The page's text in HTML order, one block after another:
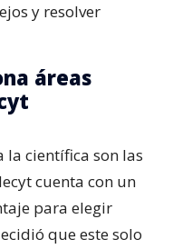
y resolver
áreas
la científica son las
cuenta con un
para elegir
que este solo